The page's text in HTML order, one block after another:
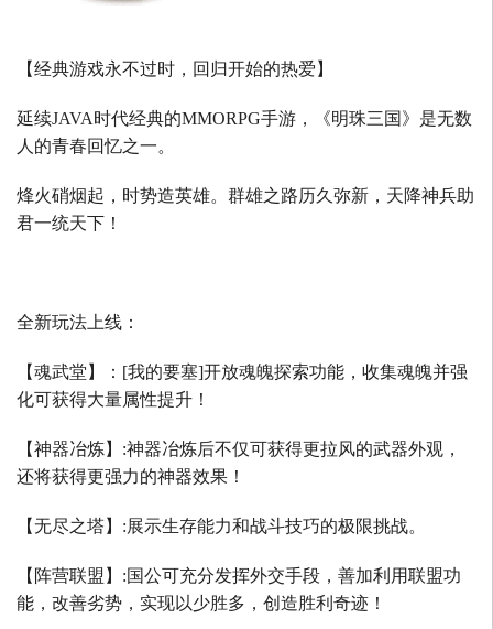
【经典游戏永不过时，回归开始的热爱】
延续JAVA时代经典的MMORPG手游，《明珠三国》是无数
人的青春回忆之一。
烽火硝烟起，时势造英雄。群雄之路历久弥新，天降神兵助
君一统天下！
全新玩法上线：
【魂武堂】： [我的要塞]开放魂魄探索功能，收集魂魄并强
化可获得大量属性提升！
【神器冶炼】 :神器冶炼后不仅可获得更拉风的武器外观，
还将获得更强力的神器效果！
【无尽之塔】 :展示生存能力和战斗技巧的极限挑战。
【阵营联盟】 :国公可充分发挥外交手段，善加利用联盟功
能，改善劣势，实现以少胜多，创造胜利奇迹！